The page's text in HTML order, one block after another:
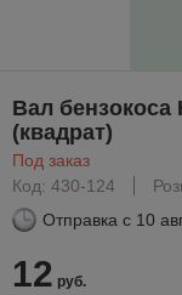
Вал бензокоса
(квадрат)
Под заказ
Код: 430-124
Отправка с 10
12 руб.